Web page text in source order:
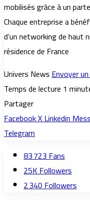
mobilisés grâce à un
Chaque entreprise a
d’un networking de haut
résidence de France
Univers NewsEnvoyer
Temps de lecture 1
Partager
FacebookXLinkedin
Telegram
83 723Fans
25KFollowers
2 340Followers